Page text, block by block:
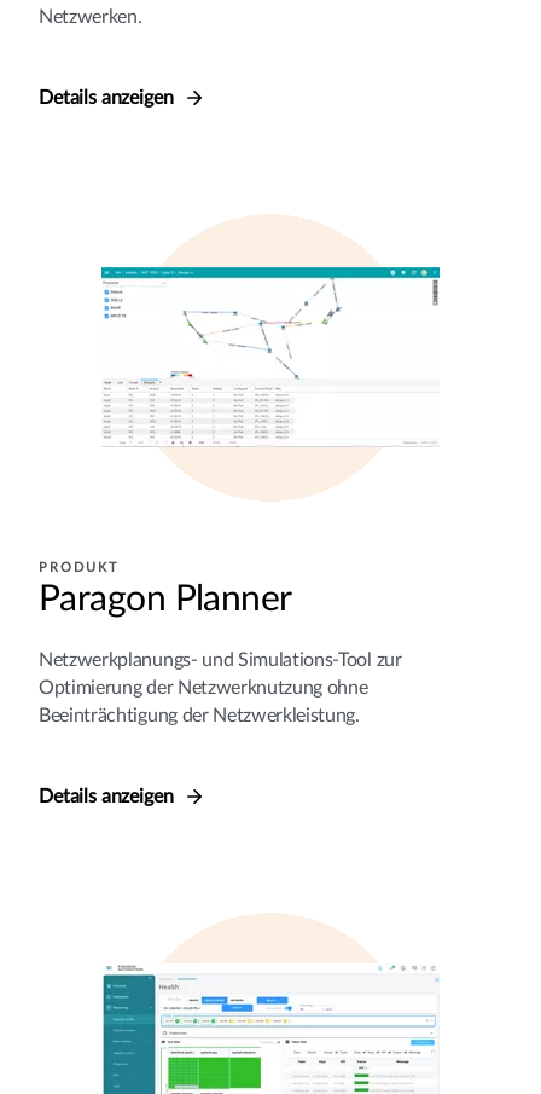
Netzwerken.
Details anzeigen
PRODUKT
Paragon Planner
Netzwerkplanungs- und Simulations-Tool zur
Optimierung der Netzwerknutzung ohne
Beeinträchtigung der Netzwerkleistung.
Details anzeigen